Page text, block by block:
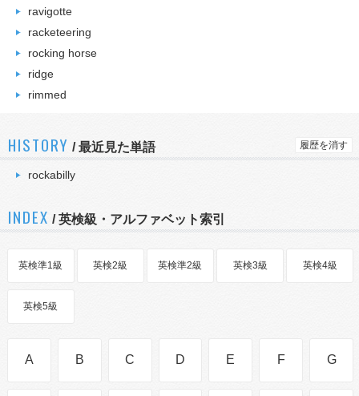
ravigotte
racketeering
rocking horse
ridge
rimmed
HISTORY /最近見た単語 履歴を消す
rockabilly
INDEX / 英検級・アルファベット索引
英検準1級 英検2級 英検準2級 英検3級 英検4級
英検5級
A B C D E F G